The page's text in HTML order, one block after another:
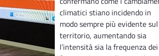
climatici stiano incidendo in
modo sempre più evidente sul
territorio, aumentando sia
l’intensità sia la frequenza dei